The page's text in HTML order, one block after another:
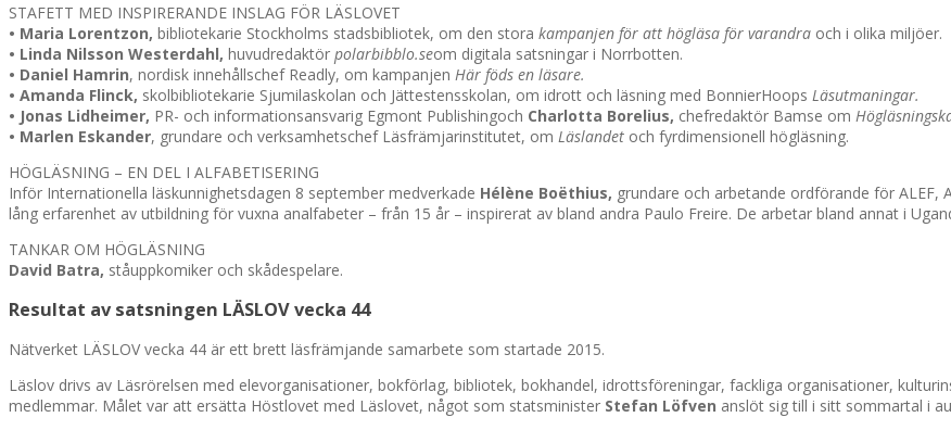
STAFETT MED INSPIRERANDE INSLAG FÖR LÄSLOVET
• Maria Lorentzon, bibliotekarie Stockholms stadsbibliotek, om den stora kampanjen för att högläsa för varandra och i olika miljöer.
• Linda Nilsson Westerdahl, huvudredaktör polarbibblo.seom digitala satsningar i Norrbotten.
• Daniel Hamrin, nordisk innehållschef Readly, om kampanjen Här föds en läsare.
• Amanda Flinck, skolbibliotekarie Sjumilaskolan och Jättestensskolan, om idrott och läsning med BonnierHoops Läsutmaningar.
• Jonas Lidheimer, PR- och informationsansvarig Egmont Publishingoch Charlotta Borelius, chefredaktör Bamse om
• Marlen Eskander, grundare och verksamhetschef Läsfrämjarinstitutet, om Läslandet och fyrdimensionell högläsning.
HÖGLÄSNING – EN DEL I ALFABETISERING
Inför Internationella läskunnighetsdagen 8 september medverkade Hélène Boëthius, grundare och arbetande ordförande för ALEF,
lång erfarenhet av utbildning för vuxna analfabeter – från 15 år – inspirerat av bland andra Paulo Freire. De arbetar bland annat i
TANKAR OM HÖGLÄSNING
David Batra, ståuppkomiker och skådespelare.
Resultat av satsningen LÄSLOV vecka 44
Nätverket LÄSLOV vecka 44 är ett brett läsfrämjande samarbete som startade 2015.
Läslov drivs av Läsrörelsen med elevorganisationer, bokförlag, bibliotek, bokhandel, idrottsföreningar, fackliga organisationer,
medlemmar. Målet var att ersätta Höstlovet med Läslovet, något som statsminister Stefan Löfven anslöt sig till i sitt sommartal i